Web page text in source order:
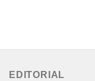
EDITORIAL